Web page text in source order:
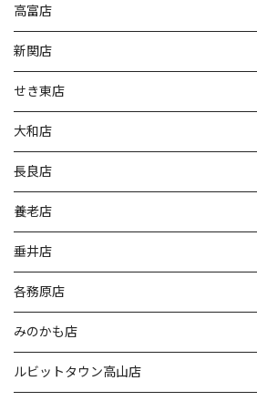
高富店
新関店
せき東店
大和店
長良店
養老店
垂井店
各務原店
みのかも店
ルビットタウン高山店